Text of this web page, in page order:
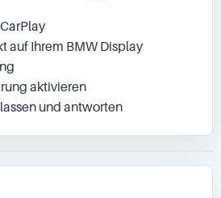
auf Ihrem BMW Display
aktivieren
und antworten